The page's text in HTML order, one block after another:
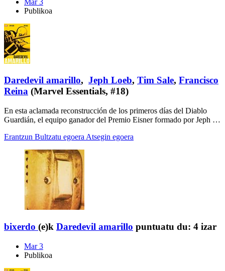
Publikoa
Daredevil amarillo, Jeph Loeb, Tim Sale, Francisco
Reina (Marvel Essentials, #18)
En esta aclamada reconstrucción de los primeros días del Diablo
Guardián, el equipo ganador del Premio Eisner formado por Jeph …
Erantzun Bultzatu egoera Atsegin egoera
bixerdo (e)k Daredevil amarillo puntuatu du: 4 izar
Mar 3
Publikoa